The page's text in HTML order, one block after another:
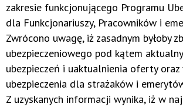
zakresie funkcjonującego Programu
dla Funkcjonariuszy, Pracowników i
Zwrócono uwagę, iż zasadnym byłoby
ubezpieczeniowego pod kątem
ubezpieczeń i uaktualnienia oferty oraz
ubezpieczenia dla strażaków i
Z uzyskanych informacji wynika, iż w